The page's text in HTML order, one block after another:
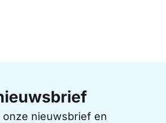
nieuwsbrief en